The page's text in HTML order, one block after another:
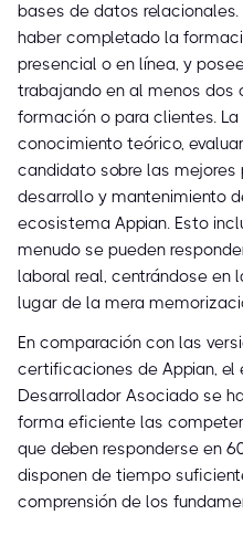
bases de datos
haber completado la
presencial o en línea, y
trabajando en al menos dos
formación o para clientes.
conocimiento teórico,
candidato sobre las mejores
desarrollo y mantenimiento
ecosistema Appian. Esto
menudo se pueden
laboral real, centrándose en
lugar de la mera
En comparación con las
certificaciones de Appian, el
Desarrollador Asociado se
forma eficiente las
que deben responderse en
disponen de tiempo
comprensión de los